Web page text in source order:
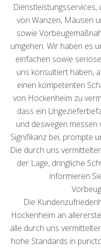
von Wanzen, Mäusen
sowie
umgehen. Wir haben es
einfachen sowie
uns konsultiert haben,
einen kompetenten
von Hockenheim zu
dass ein
und deswegen
Signifikanz bei, prompte
Die durch uns
der Lage, dringliche
informieren
Die
Hockenheim an
alle durch uns
hohe Standards in